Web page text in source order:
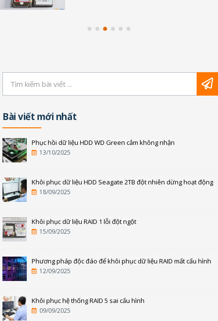
Bài viết mới nhất
Phục hồi dữ liệu HDD WD Green cắm không nhận
13/10/2025
Khôi phục dữ liệu HDD Seagate 2TB đột nhiên dừng hoạt động
18/09/2025
Khôi phục dữ liệu RAID 1 lỗi đột ngột
15/09/2025
Phương pháp độc đáo để khôi phục dữ liệu RAID mất cấu hình
12/09/2025
Khôi phục hệ thống RAID 5 sai cấu hình
09/09/2025